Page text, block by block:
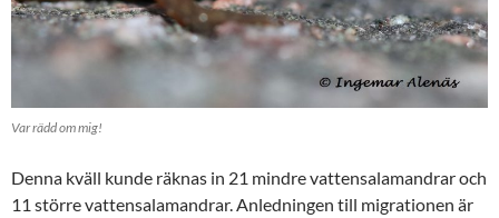
Var rädd om mig!
Denna kväll kunde räknas in 21 mindre vattensalamandrar och
11 större vattensalamandrar. Anledningen till migrationen är